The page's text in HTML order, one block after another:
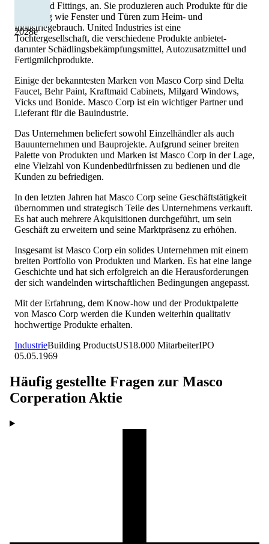
2028e
Rohre und Fittings, an. Sie produzieren auch Produkte für die
Belüftung wie Fenster und Türen zum Heim- und
Industriegebrauch. United Industries ist eine
Tochtergesellschaft, die verschiedene Produkte anbietet-
darunter Schädlingsbekämpfungsmittel, Autozusatzmittel und
Fertigmilchprodukte.
Einige der bekanntesten Marken von Masco Corp sind Delta
Faucet, Behr Paint, Kraftmaid Cabinets, Milgard Windows,
Vicks und Bonide. Masco Corp ist ein wichtiger Partner und
Lieferant für die Bauindustrie.
Das Unternehmen beliefert sowohl Einzelhändler als auch
Bauunternehmen und Bauprojekte. Aufgrund seiner breiten
Palette von Produkten und Marken ist Masco Corp in der Lage,
eine Vielzahl von Kundenbedürfnissen zu bedienen und die
Kunden zu befriedigen.
In den letzten Jahren hat Masco Corp seine Geschäftstätigkeit
übernommen und strategisch Teile des Unternehmens verkauft.
Es hat auch mehrere Akquisitionen durchgeführt, um sein
Geschäft zu erweitern und seine Marktpräsenz zu erhöhen.
Insgesamt ist Masco Corp ein solides Unternehmen mit einem
breiten Portfolio von Produkten und Marken. Es hat eine lange
Geschichte und hat sich erfolgreich an die Herausforderungen
der sich wandelnden wirtschaftlichen Bedingungen angepasst.
Mit der Erfahrung, dem Know-how und der Produktpalette
von Masco Corp werden die Kunden weiterhin qualitativ
hochwertige Produkte erhalten.
IndustrieBuilding ProductsUS18.000 MitarbeiterIPO
05.05.1969
Häufig gestellte Fragen zur Masco
Corperation Aktie